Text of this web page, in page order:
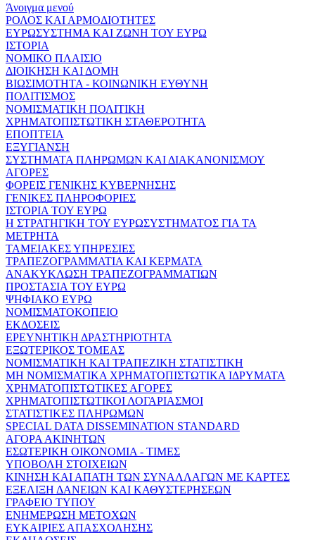
Άνοιγμα μενού
ΡΟΛΟΣ ΚΑΙ ΑΡΜΟΔΙΟΤΗΤΕΣ
ΕΥΡΩΣΥΣΤΗΜΑ ΚΑΙ ΖΩΝΗ ΤΟΥ ΕΥΡΩ
ΙΣΤΟΡΙΑ
ΝΟΜΙΚΟ ΠΛΑΙΣΙΟ
ΔΙΟΙΚΗΣΗ ΚΑΙ ΔΟΜΗ
ΒΙΩΣΙΜΟΤΗΤΑ - ΚΟΙΝΩΝΙΚΗ ΕΥΘΥΝΗ
ΠΟΛΙΤΙΣΜΟΣ
ΝΟΜΙΣΜΑΤΙΚΗ ΠΟΛΙΤΙΚΗ
ΧΡΗΜΑΤΟΠΙΣΤΩΤΙΚΗ ΣΤΑΘΕΡΟΤΗΤΑ
ΕΠΟΠΤΕΙΑ
ΕΞΥΓΙΑΝΣΗ
ΣΥΣΤΗΜΑΤΑ ΠΛΗΡΩΜΩΝ ΚΑΙ ΔΙΑΚΑΝΟΝΙΣΜΟΥ
ΑΓΟΡΕΣ
ΦΟΡΕΙΣ ΓΕΝΙΚΗΣ ΚΥΒΕΡΝΗΣΗΣ
ΓΕΝΙΚΕΣ ΠΛΗΡΟΦΟΡΙΕΣ
ΙΣΤΟΡΙΑ ΤΟΥ ΕΥΡΩ
Η ΣΤΡΑΤΗΓΙΚΗ ΤΟΥ ΕΥΡΩΣΥΣΤΗΜΑΤΟΣ ΓΙΑ ΤΑ
ΜΕΤΡΗΤΑ
ΤΑΜΕΙΑΚΕΣ ΥΠΗΡΕΣΙΕΣ
ΤΡΑΠΕΖΟΓΡΑΜΜΑΤΙΑ ΚΑΙ ΚΕΡΜΑΤΑ
ΑΝΑΚΥΚΛΩΣΗ ΤΡΑΠΕΖΟΓΡΑΜΜΑΤΙΩΝ
ΠΡΟΣΤΑΣΙΑ ΤΟΥ ΕΥΡΩ
ΨΗΦΙΑΚΟ ΕΥΡΩ
ΝΟΜΙΣΜΑΤΟΚΟΠΕΙΟ
ΕΚΔΟΣΕΙΣ
ΕΡΕΥΝΗΤΙΚΗ ΔΡΑΣΤΗΡΙΟΤΗΤΑ
ΕΞΩΤΕΡΙΚΟΣ ΤΟΜΕΑΣ
ΝΟΜΙΣΜΑΤΙΚΗ ΚΑΙ ΤΡΑΠΕΖΙΚΗ ΣΤΑΤΙΣΤΙΚΗ
ΜΗ ΝΟΜΙΣΜΑΤΙΚΑ ΧΡΗΜΑΤΟΠΙΣΤΩΤΙΚΑ ΙΔΡΥΜΑΤΑ
ΧΡΗΜΑΤΟΠΙΣΤΩΤΙΚΕΣ ΑΓΟΡΕΣ
ΧΡΗΜΑΤΟΠΙΣΤΩΤΙΚΟΙ ΛΟΓΑΡΙΑΣΜΟΙ
ΣΤΑΤΙΣΤΙΚΕΣ ΠΛΗΡΩΜΩΝ
SPECIAL DATA DISSEMINATION STANDARD
ΑΓΟΡΑ ΑΚΙΝΗΤΩΝ
ΕΣΩΤΕΡΙΚΗ ΟΙΚΟΝΟΜΙΑ - ΤΙΜΕΣ
ΥΠΟΒΟΛΗ ΣΤΟΙΧΕΙΩΝ
ΚΙΝΗΣΗ ΚΑΙ ΑΠΑΤΗ ΤΩΝ ΣΥΝΑΛΛΑΓΩΝ ΜΕ ΚΑΡΤΕΣ
ΕΞΕΛΙΞΗ ΔΑΝΕΙΩΝ ΚΑΙ ΚΑΘΥΣΤΕΡΗΣΕΩΝ
ΓΡΑΦΕΙΟ ΤΥΠΟΥ
ΕΝΗΜΕΡΩΣΗ ΜΕΤΟΧΩΝ
ΕΥΚΑΙΡΙΕΣ ΑΠΑΣΧΟΛΗΣΗΣ